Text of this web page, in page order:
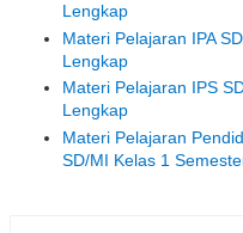
Lengkap
Materi Pelajaran IPA
Lengkap
Materi Pelajaran IPS
Lengkap
Materi Pelajaran
SD/MI Kelas 1